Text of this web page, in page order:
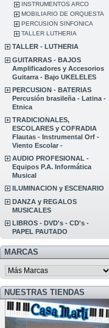
INSTRUMENTOS ARCO
MOBILIARIO DE ORQUESTA
PERCUSION SINFONICA
TALLER LUTHERIA
TALLER - LUTHERIA
GUITARRAS - BAJOS
Amplificadores y Accesorios
Guitarra - Bajo UKELELES
PERCUSION - BATERIAS
Percusión brasileña - Latina -
Etnica
TRADICIONALES,
ESCOLARES y COFRADIA
Flautas - Instrumental Orf -
Viento Escolar -
AUDIO PROFESIONAL -
Equipos P.A. Informática
Musical
ILUMINACION y ESCENARIO
DANZA y REGALOS
MUSICALES
LIBROS - DVD's - CD's -
PAPEL PAUTADO
MARCAS
NUESTRAS TIENDAS